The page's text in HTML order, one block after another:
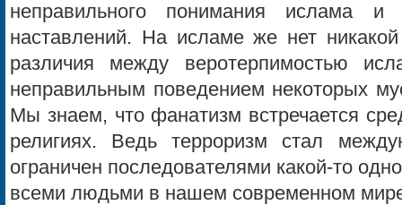
неправильного понимания ислама и
наставлений. На исламе же нет
различия между веротерпимостью
неправильным поведением некоторых
Мы знаем, что фанатизм встречается
религиях. Ведь терроризм стал
ограничен последователями какой-то
всеми людьми в нашем современном